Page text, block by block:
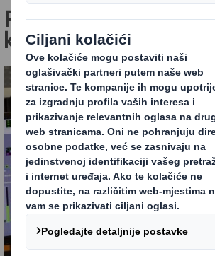
Redefiniranje
koji se mijenja